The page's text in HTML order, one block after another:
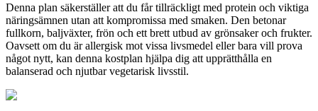
Denna plan säkerställer att du får tillräckligt med protein och viktiga
näringsämnen utan att kompromissa med smaken. Den betonar
fullkorn, baljväxter, frön och ett brett utbud av grönsaker och frukter.
Oavsett om du är allergisk mot vissa livsmedel eller bara vill prova
något nytt, kan denna kostplan hjälpa dig att upprätthålla en
balanserad och njutbar vegetarisk livsstil.